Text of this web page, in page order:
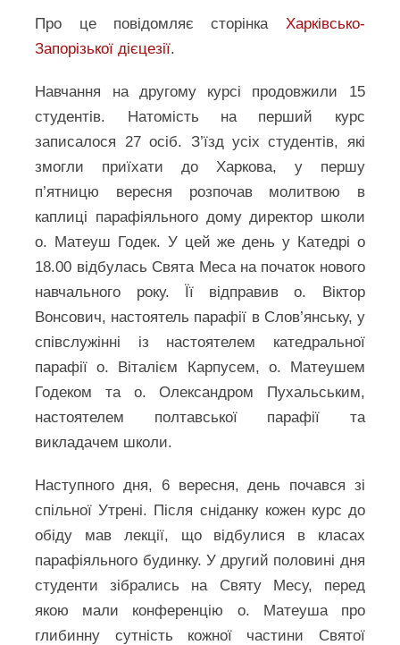
Про це повідомляє сторінка Харківсько-
Запорізької дієцезії.
Навчання на другому курсі продовжили 15
студентів. Натомість на перший курс
записалося 27 осіб. З’їзд усіх студентів, які
змогли приїхати до Харкова, у першу
п’ятницю вересня розпочав молитвою в
каплиці парафіяльного дому директор школи
о. Матеуш Годек. У цей же день у Катедрі о
18.00 відбулась Свята Меса на початок нового
навчального року. Її відправив о. Віктор
Вонсович, настоятель парафії в Слов’янську, у
співслужінні із настоятелем катедральної
парафії о. Віталієм Карпусем, о. Матеушем
Годеком та о. Олександром Пухальським,
настоятелем полтавської парафії та
викладачем школи.
Наступного дня, 6 вересня, день почався зі
спільної Утрені. Після сніданку кожен курс до
обіду мав лекції, що відбулися в класах
парафіяльного будинку. У другий половині дня
студенти зібрались на Святу Месу, перед
якою мали конференцію о. Матеуша про
глибинну сутність кожної частини Святої